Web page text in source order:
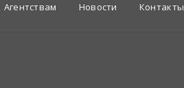
Агентствам Новости Контакты